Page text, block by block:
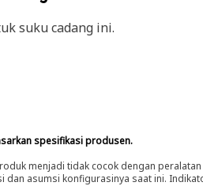
suku cadang ini.
spesifikasi produsen.
menjadi tidak cocok dengan
asumsi konfigurasinya saat ini.